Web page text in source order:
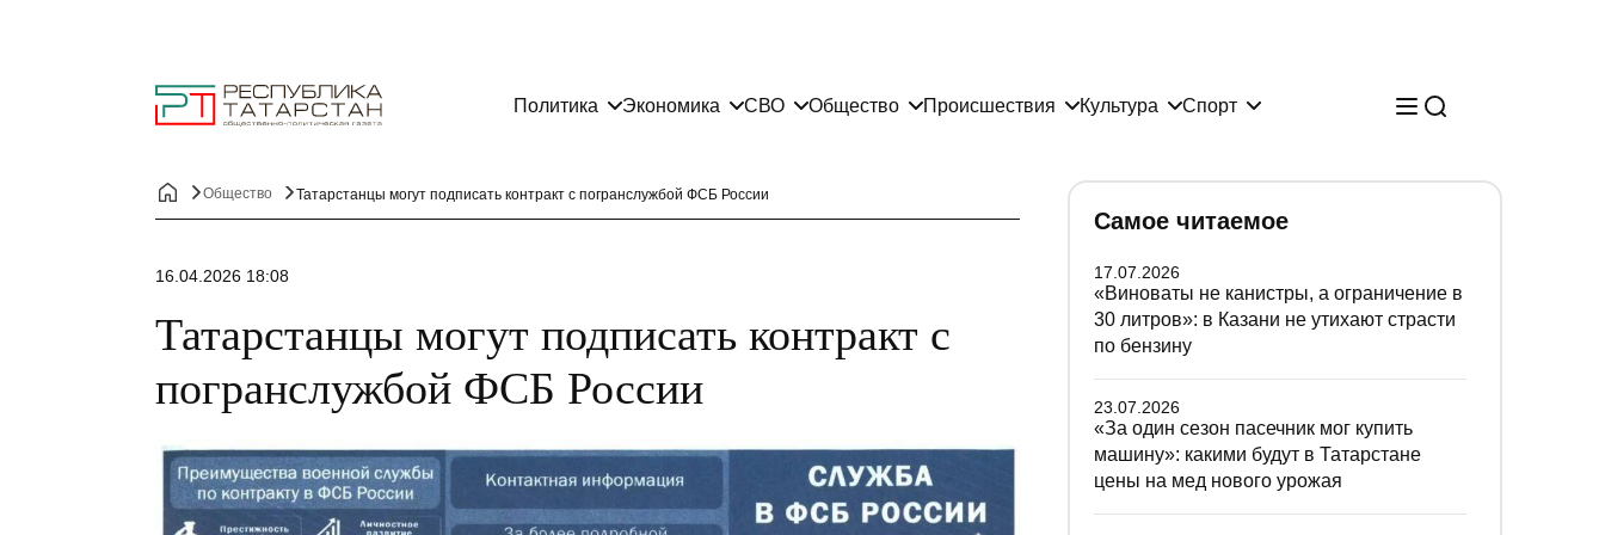
Политика Экономика СВО Общество Происшествия Культура Спорт
Общество Татарстанцы могут подписать контракт с погранслужбой ФСБ России
16.04.2026 18:08
Татарстанцы могут подписать контракт с
погранслужбой ФСБ России
Самое читаемое
17.07.2026
«Виноваты не канистры, а ограничение в
30 литров»: в Казани не утихают страсти
по бензину
23.07.2026
«За один сезон пасечник мог купить
машину»: какими будут в Татарстане
цены на мед нового урожая